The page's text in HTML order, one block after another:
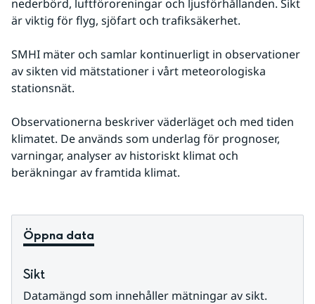
nederbörd, luftföroreningar och ljusförhållanden. Sikt
är viktig för flyg, sjöfart och trafiksäkerhet.
SMHI mäter och samlar kontinuerligt in observationer
av sikten vid mätstationer i vårt meteorologiska
stationsnät.
Observationerna beskriver väderläget och med tiden
klimatet. De används som underlag för prognoser,
varningar, analyser av historiskt klimat och
beräkningar av framtida klimat.
Öppna data
Sikt
Datamängd som innehåller mätningar av sikt.